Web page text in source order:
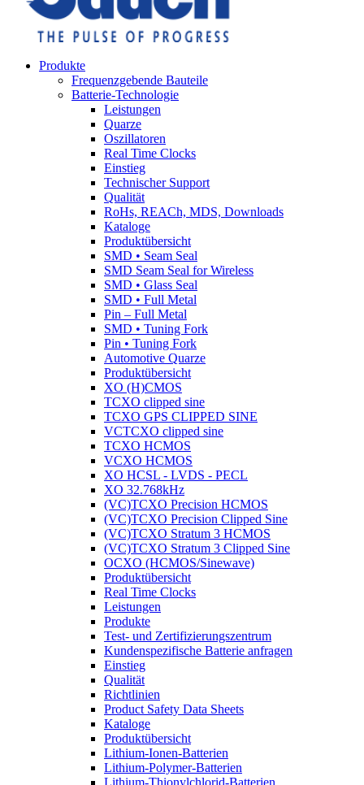
Produkte
Frequenzgebende Bauteile
Batterie-Technologie
Leistungen
Quarze
Oszillatoren
Real Time Clocks
Einstieg
Technischer Support
Qualität
RoHs, REACh, MDS, Downloads
Kataloge
Produktübersicht
SMD • Seam Seal
SMD Seam Seal for Wireless
SMD • Glass Seal
SMD • Full Metal
Pin – Full Metal
SMD • Tuning Fork
Pin • Tuning Fork
Automotive Quarze
Produktübersicht
XO (H)CMOS
TCXO clipped sine
TCXO GPS CLIPPED SINE
VCTCXO clipped sine
TCXO HCMOS
VCXO HCMOS
XO HCSL - LVDS - PECL
XO 32.768kHz
(VC)TCXO Precision HCMOS
(VC)TCXO Precision Clipped Sine
(VC)TCXO Stratum 3 HCMOS
(VC)TCXO Stratum 3 Clipped Sine
OCXO (HCMOS/Sinewave)
Produktübersicht
Real Time Clocks
Leistungen
Produkte
Test- und Zertifizierungszentrum
Kundenspezifische Batterie anfragen
Einstieg
Qualität
Richtlinien
Product Safety Data Sheets
Kataloge
Produktübersicht
Lithium-Ionen-Batterien
Lithium-Polymer-Batterien
Lithium-Thionylchlorid-Batterien